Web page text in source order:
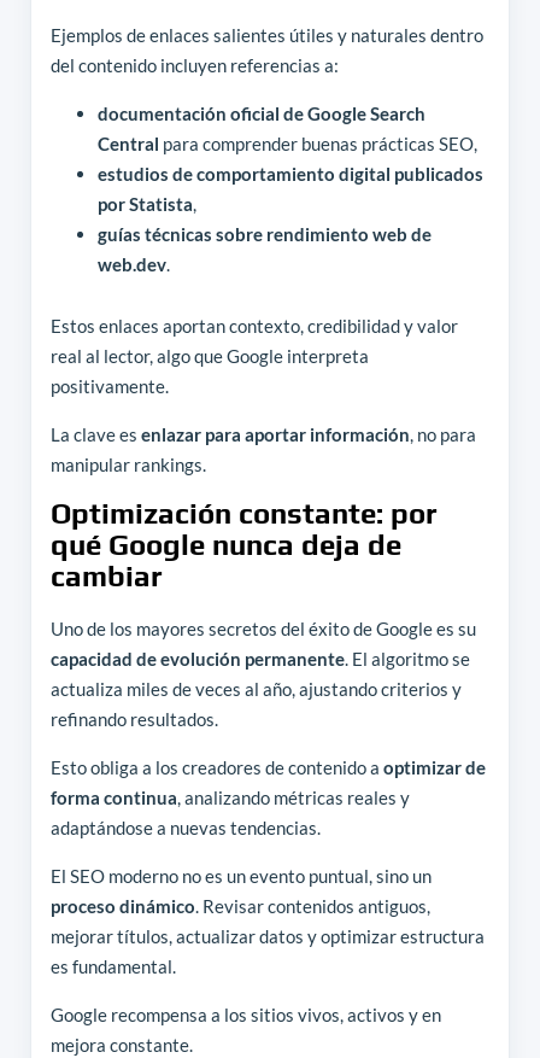
Ejemplos de enlaces salientes útiles y naturales dentro
del contenido incluyen referencias a:
documentación oficial de Google Search
Central para comprender buenas prácticas SEO,
estudios de comportamiento digital publicados
por Statista,
guías técnicas sobre rendimiento web de
web.dev.
Estos enlaces aportan contexto, credibilidad y valor
real al lector, algo que Google interpreta
positivamente.
La clave es enlazar para aportar información, no para
manipular rankings.
Optimización constante: por
qué Google nunca deja de
cambiar
Uno de los mayores secretos del éxito de Google es su
capacidad de evolución permanente. El algoritmo se
actualiza miles de veces al año, ajustando criterios y
refinando resultados.
Esto obliga a los creadores de contenido a optimizar de
forma continua, analizando métricas reales y
adaptándose a nuevas tendencias.
El SEO moderno no es un evento puntual, sino un
proceso dinámico. Revisar contenidos antiguos,
mejorar títulos, actualizar datos y optimizar estructura
es fundamental.
Google recompensa a los sitios vivos, activos y en
mejora constante.